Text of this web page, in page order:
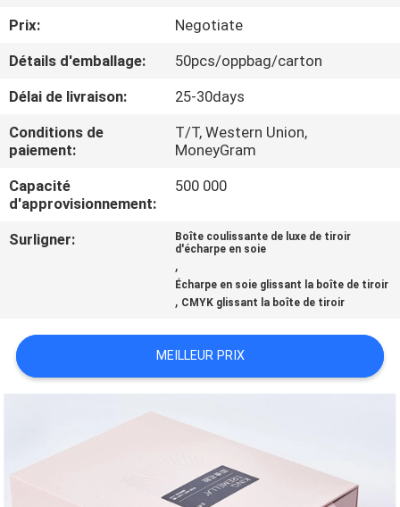
DE
L'USINE
CONTRÔLE
DE
LA
QUALITÉ
NOUVELLES
DEVIS
Prix:
Negotiate
Détails d'emballage:
50pcs/oppbag/carton
Délai de livraison:
25-30days
Conditions de
paiement:
T/T, Western Union,
MoneyGram
Capacité
d'approvisionnement:
500 000
Surligner:
Boîte coulissante de luxe de tiroir
d'écharpe en soie
,
Écharpe en soie glissant la boîte de tiroir
, CMYK glissant la boîte de tiroir
MEILLEUR PRIX